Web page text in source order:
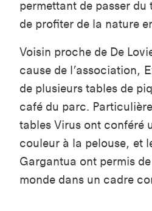
permettant de passer du
de profiter de la nature
Voisin proche de De
cause de l’association,
de plusieurs tables de
café du parc.
tables Virus ont conféré
couleur à la pelouse, et
Gargantua ont permis
monde dans un cadre